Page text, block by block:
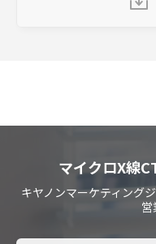
マイクロX線
キヤノンマーケティング